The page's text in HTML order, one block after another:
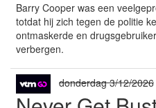
Barry Cooper was een
totdat hij zich tegen de politie
ontmaskerde en
verbergen.
donderdag 3/12/2026